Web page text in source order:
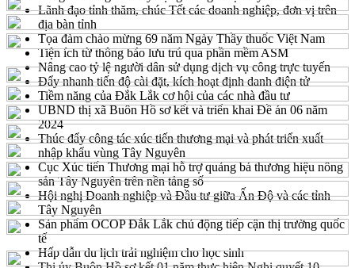
Lãnh đạo tỉnh thăm, chúc Tết các doanh nghiệp, đơn vị trên
địa bàn tỉnh
Tọa đàm chào mừng 69 năm Ngày Thầy thuốc Việt Nam
Tiện ích từ thông báo lưu trú qua phần mềm ASM
Nâng cao tỷ lệ người dân sử dụng dịch vụ công trực tuyến
Đẩy nhanh tiến độ cài đặt, kích hoạt định danh điện tử
Tiềm năng của Đắk Lắk cơ hội của các nhà đầu tư
UBND thị xã Buôn Hồ sơ kết và triển khai Đề án 06 năm
2024
Thúc đẩy công tác xúc tiến thương mại và phát triển xuất
nhập khẩu vùng Tây Nguyên
Cục Xúc tiến Thương mại hỗ trợ quảng bá thương hiệu nông
sản Tây Nguyên trên nền tảng số
Hội nghị Doanh nghiệp và Đầu tư giữa Ấn Độ và các tỉnh
Tây Nguyên
Sản phẩm OCOP Đắk Lắk chủ động tiếp cận thị trường quốc
tế
Hấp dẫn du lịch trải nghiệm cho học sinh